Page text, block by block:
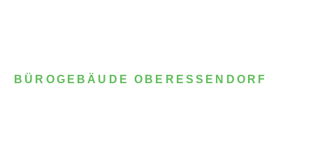
BÜROGEBÄUDE OBERESSENDORF